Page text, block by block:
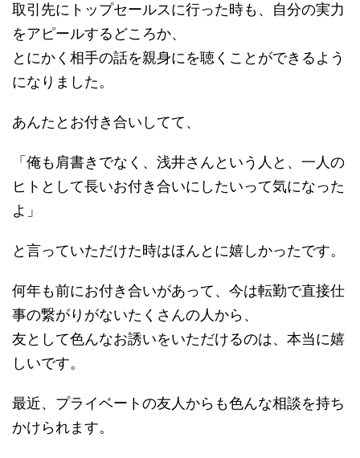
取引先にトップセールスに行った時も、自分の実力
をアピールするどころか、
とにかく相手の話を親身にを聴くことができるよう
になりました。
あんたとお付き合いしてて、
「俺も肩書きでなく、浅井さんという人と、一人の
ヒトとして長いお付き合いにしたいって気になった
よ」
と言っていただけた時はほんとに嬉しかったです。
何年も前にお付き合いがあって、今は転勤で直接仕
事の繋がりがないたくさんの人から、
友として色んなお誘いをいただけるのは、本当に嬉
しいです。
最近、プライベートの友人からも色んな相談を持ち
かけられます。